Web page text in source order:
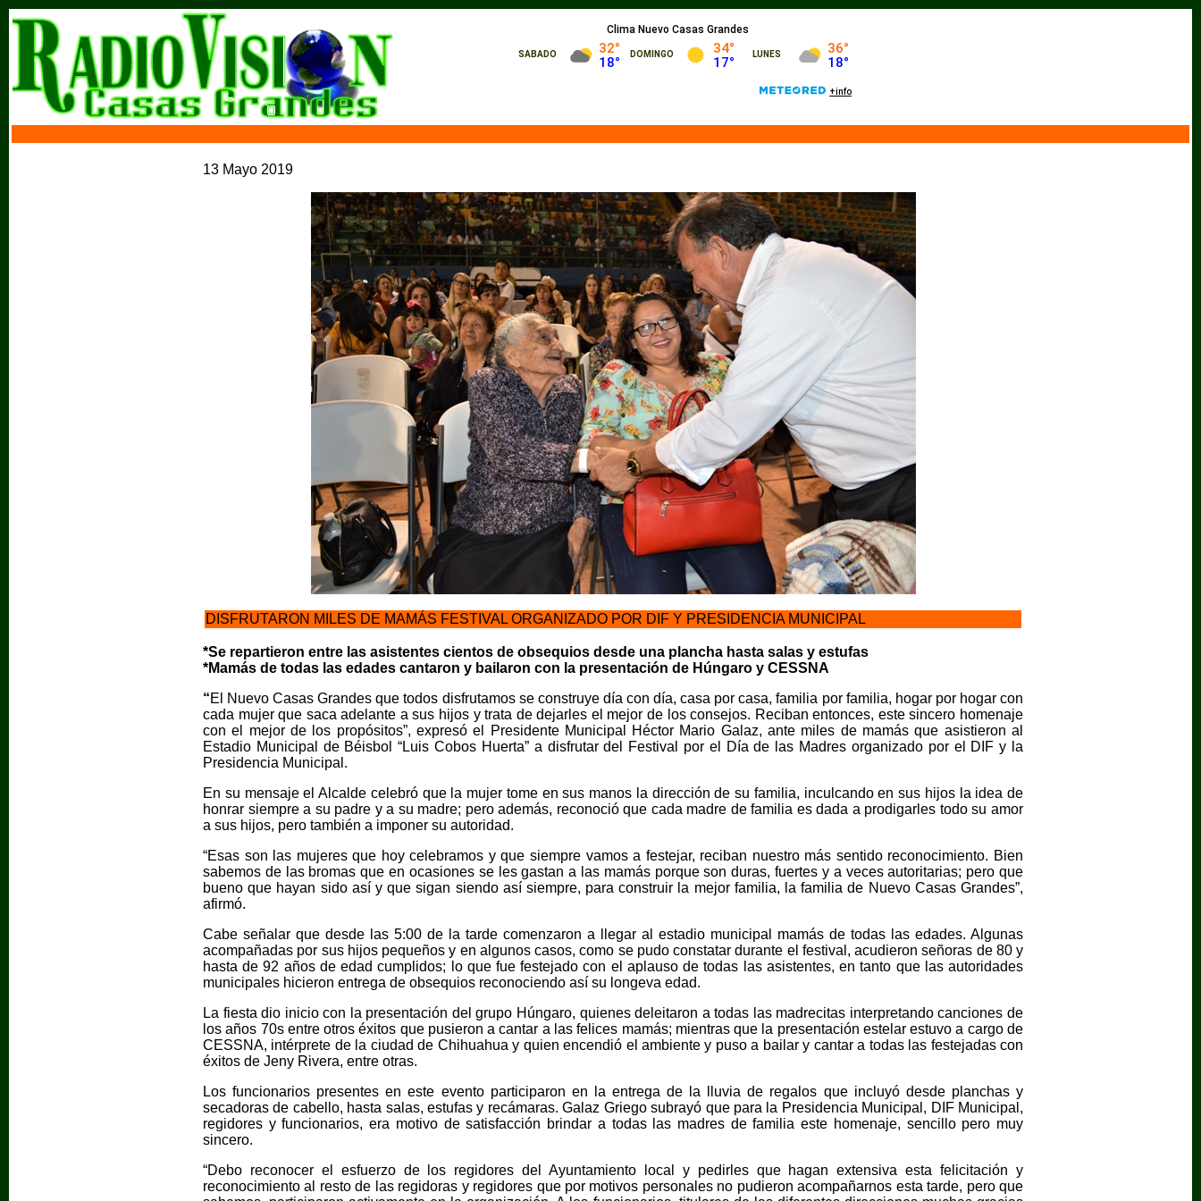
13 Mayo 2019
DISFRUTARON MILES DE MAMÁS FESTIVAL ORGANIZADO POR DIF Y PRESIDENCIA MUNICIPAL
*Se repartieron entre las asistentes cientos de obsequios desde una plancha hasta salas y estufas
*Mamás de todas las edades cantaron y bailaron con la presentación de Húngaro y CESSNA
“El Nuevo Casas Grandes que todos disfrutamos se construye día con día, casa por casa, familia por familia, hogar por hogar con
cada mujer que saca adelante a sus hijos y trata de dejarles el mejor de los consejos. Reciban entonces, este sincero homenaje
con el mejor de los propósitos”, expresó el Presidente Municipal Héctor Mario Galaz, ante miles de mamás que asistieron al
Estadio Municipal de Béisbol “Luis Cobos Huerta” a disfrutar del Festival por el Día de las Madres organizado por el DIF y la
Presidencia Municipal.
En su mensaje el Alcalde celebró que la mujer tome en sus manos la dirección de su familia, inculcando en sus hijos la idea de
honrar siempre a su padre y a su madre; pero además, reconoció que cada madre de familia es dada a prodigarles todo su amor
a sus hijos, pero también a imponer su autoridad.
“Esas son las mujeres que hoy celebramos y que siempre vamos a festejar, reciban nuestro más sentido reconocimiento. Bien
sabemos de las bromas que en ocasiones se les gastan a las mamás porque son duras, fuertes y a veces autoritarias; pero que
bueno que hayan sido así y que sigan siendo así siempre, para construir la mejor familia, la familia de Nuevo Casas Grandes”,
afirmó.
Cabe señalar que desde las 5:00 de la tarde comenzaron a llegar al estadio municipal mamás de todas las edades. Algunas
acompañadas por sus hijos pequeños y en algunos casos, como se pudo constatar durante el festival, acudieron señoras de 80 y
hasta de 92 años de edad cumplidos; lo que fue festejado con el aplauso de todas las asistentes, en tanto que las autoridades
municipales hicieron entrega de obsequios reconociendo así su longeva edad.
La fiesta dio inicio con la presentación del grupo Húngaro, quienes deleitaron a todas las madrecitas interpretando canciones de
los años 70s entre otros éxitos que pusieron a cantar a las felices mamás; mientras que la presentación estelar estuvo a cargo de
CESSNA, intérprete de la ciudad de Chihuahua y quien encendió el ambiente y puso a bailar y cantar a todas las festejadas con
éxitos de Jeny Rivera, entre otras.
Los funcionarios presentes en este evento participaron en la entrega de la lluvia de regalos que incluyó desde planchas y
secadoras de cabello, hasta salas, estufas y recámaras. Galaz Griego subrayó que para la Presidencia Municipal, DIF Municipal,
regidores y funcionarios, era motivo de satisfacción brindar a todas las madres de familia este homenaje, sencillo pero muy
sincero.
“Debo reconocer el esfuerzo de los regidores del Ayuntamiento local y pedirles que hagan extensiva esta felicitación y
reconocimiento al resto de las regidoras y regidores que por motivos personales no pudieron acompañarnos esta tarde, pero que